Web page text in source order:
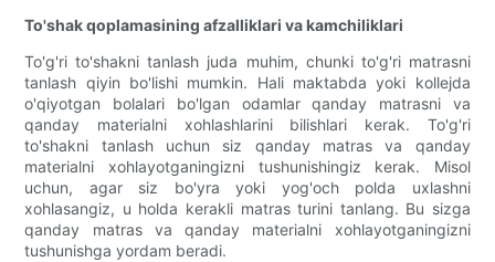
To'shak qoplamasining afzalliklari va kamchiliklari
To'g'ri to'shakni tanlash juda muhim, chunki to'g'ri matrasni
tanlash qiyin bo'lishi mumkin. Hali maktabda yoki kollejda
o'qiyotgan bolalari bo'lgan odamlar qanday matrasni va
qanday materialni xohlashlarini bilishlari kerak. To'g'ri
to'shakni tanlash uchun siz qanday matras va qanday
materialni xohlayotganingizni tushunishingiz kerak. Misol
uchun, agar siz bo'yra yoki yog'och polda uxlashni
xohlasangiz, u holda kerakli matras turini tanlang. Bu sizga
qanday matras va qanday materialni xohlayotganingizni
tushunishga yordam beradi.